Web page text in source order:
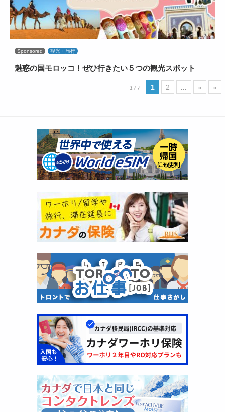
Sponsored 観光・旅行
魅惑の国モロッコ！ぜひ行きたい５つの観光スポット
1 / 7 1 2 » »